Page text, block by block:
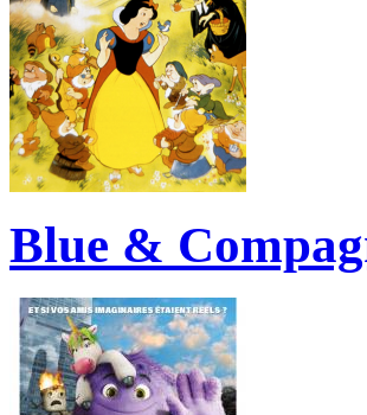
Blue &